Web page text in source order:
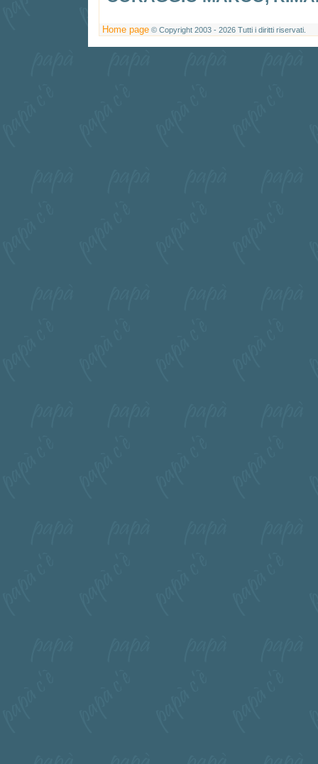
Home page © Copyright 2003 - 2026 Tutti i diritti riservati.